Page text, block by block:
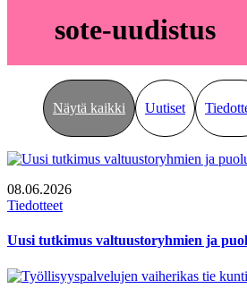
sote-uudistus
Näytä kaikki Uutiset
08.06.2026
Tiedotteet
Uusi tutkimus valtuustoryhmien ja